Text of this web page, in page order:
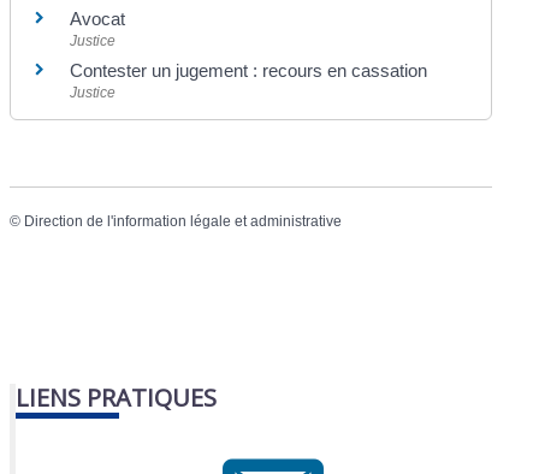
Avocat
Justice
Contester un jugement : recours en cassation
Justice
© Direction de l'information légale et administrative
LIENS PRATIQUES